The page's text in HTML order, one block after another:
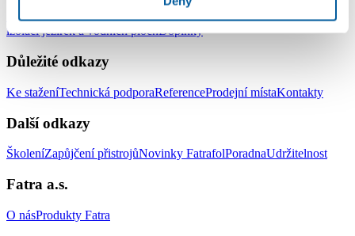
Střešní hydroizolační systémZemní hydroizolační systémSystém pro
izolaci jezírek a vodních plochDoplňky
Důležité odkazy
Ke staženíTechnická podporaReferenceProdejní místaKontakty
Další odkazy
ŠkoleníZapůjčení přistrojůNovinky FatrafolPoradnaUdržitelnost
Fatra a.s.
O násProdukty Fatra